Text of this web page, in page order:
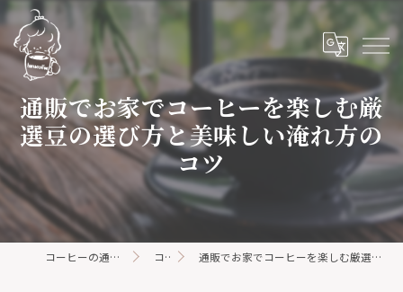
通販でお家でコーヒーを楽しむ厳
選豆の選び方と美味しい淹れ方の
コツ
コーヒーの通販ならhanacoffee コラム 通販でお家でコーヒーを楽しむ厳選豆の選び方と美味しい淹れ方のコツ